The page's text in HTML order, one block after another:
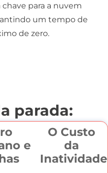
chave para a nuvem
um tempo de
de zero.
parada:
e
O Custo
da
Inatividade